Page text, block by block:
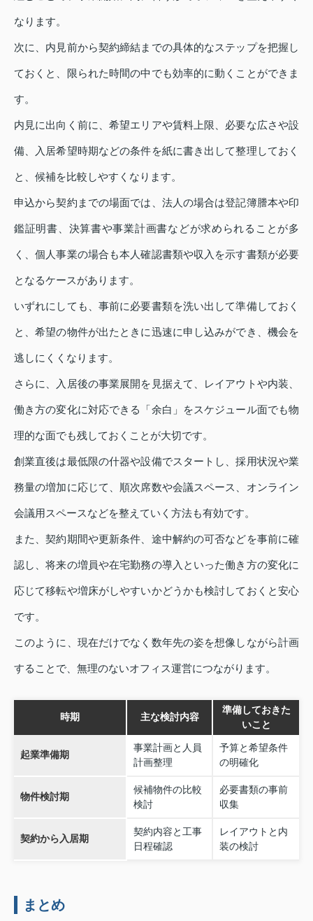
なります。
次に、内見前から契約締結までの具体的なステップを把握し
ておくと、限られた時間の中でも効率的に動くことができま
す。
内見に出向く前に、希望エリアや賃料上限、必要な広さや設
備、入居希望時期などの条件を紙に書き出して整理しておく
と、候補を比較しやすくなります。
申込から契約までの場面では、法人の場合は登記簿謄本や印
鑑証明書、決算書や事業計画書などが求められることが多
く、個人事業の場合も本人確認書類や収入を示す書類が必要
となるケースがあります。
いずれにしても、事前に必要書類を洗い出して準備しておく
と、希望の物件が出たときに迅速に申し込みができ、機会を
逃しにくくなります。
さらに、入居後の事業展開を見据えて、レイアウトや内装、
働き方の変化に対応できる「余白」をスケジュール面でも物
理的な面でも残しておくことが大切です。
創業直後は最低限の什器や設備でスタートし、採用状況や業
務量の増加に応じて、順次席数や会議スペース、オンライン
会議用スペースなどを整えていく方法も有効です。
また、契約期間や更新条件、途中解約の可否などを事前に確
認し、将来の増員や在宅勤務の導入といった働き方の変化に
応じて移転や増床がしやすいかどうかも検討しておくと安心
です。
このように、現在だけでなく数年先の姿を想像しながら計画
することで、無理のないオフィス運営につながります。
時期 主な検討内容
準備しておきた
いこと
起業準備期
事業計画と人員
計画整理
予算と希望条件
の明確化
物件検討期
候補物件の比較
検討
必要書類の事前
収集
契約から入居期
契約内容と工事
日程確認
レイアウトと内
装の検討
まとめ